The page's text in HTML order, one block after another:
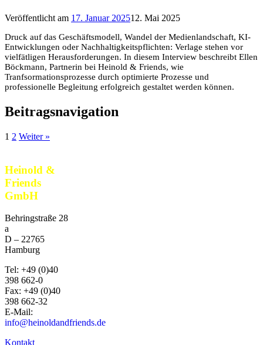
Veröffentlicht am 17. Januar 202512. Mai 2025
Druck auf das Geschäftsmodell, Wandel der Medienlandschaft, KI-
Entwicklungen oder Nachhaltigkeitspflichten: Verlage stehen vor
vielfätligen Herausforderungen. In diesem Interview beschreibt Ellen
Böckmann, Partnerin bei Heinold & Friends, wie
Tranfsormationsprozesse durch optimierte Prozesse und
professionelle Begleitung erfolgreich gestaltet werden können.
Beitragsnavigation
1 2 Weiter »
Heinold &
Friends
GmbH
Behringstraße 28
a
D – 22765
Hamburg
Tel: +49 (0)40
398 662-0
Fax: +49 (0)40
398 662-32
E-Mail:
info@heinoldandfriends.de
Kontakt